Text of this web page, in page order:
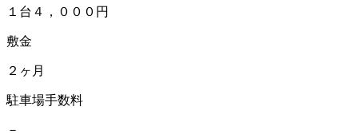
１台４，０００円
敷金
２ヶ月
駐車場手数料
－